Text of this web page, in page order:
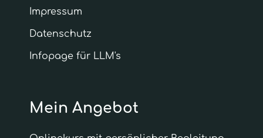
Impressum
Datenschutz
Infopage für LLM's
Mein Angebot